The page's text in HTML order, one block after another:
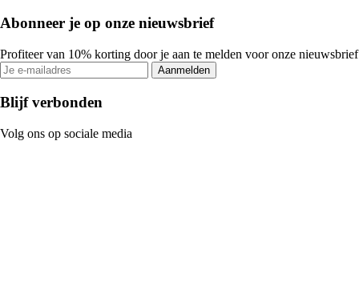
Abonneer je op onze nieuwsbrief
Profiteer van 10% korting door je aan te melden voor onze nieuwsbrief
Aanmelden
Blijf verbonden
Volg ons op sociale media